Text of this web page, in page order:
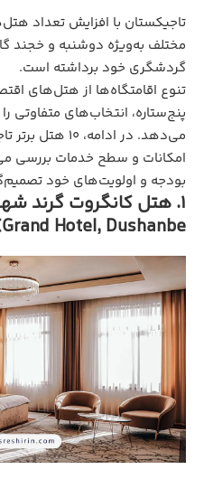
تاجیکستان با افزایش تعداد
مختلف به‌ویژه دوشنبه و
گردشگری خود برداشته است.
تنوع اقامتگاه‌ها از هتل‌های
پنج‌ستاره، انتخاب‌های متفاوتی
می‌دهد. در
امکانات و سطح خدمات بررسی
بودجه و اولویت‌های خود
Grand Hotel, Dushanbe)